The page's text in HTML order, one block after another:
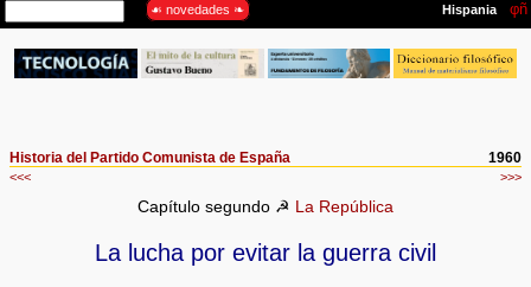
Historia del Partido Comunista de España 1960
<<< >>>
Capítulo segundo ☭ La República
La lucha por evitar la guerra civil